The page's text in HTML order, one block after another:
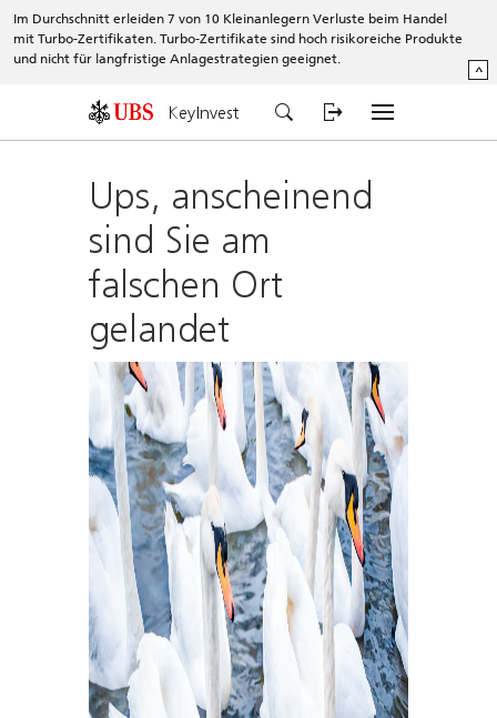
Im Durchschnitt erleiden 7 von 10 Kleinanlegern Verluste beim Handel
mit Turbo-Zertifikaten. Turbo-Zertifikate sind hoch risikoreiche Produkte
und nicht für langfristige Anlagestrategien geeignet.
^
KeyInvest
Ups, anscheinend
sind Sie am
falschen Ort
gelandet